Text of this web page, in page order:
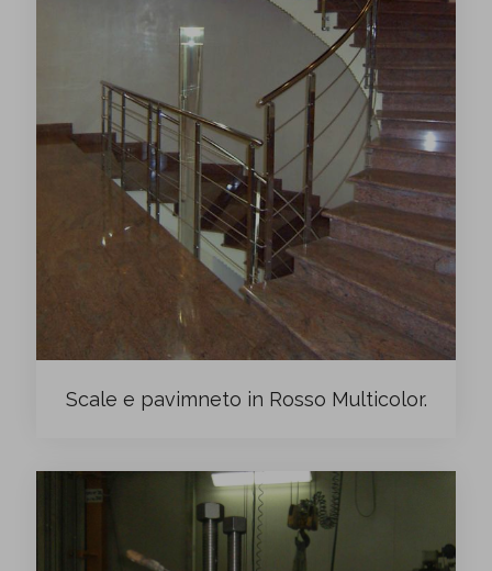
Scale e pavimneto in Rosso Multicolor.